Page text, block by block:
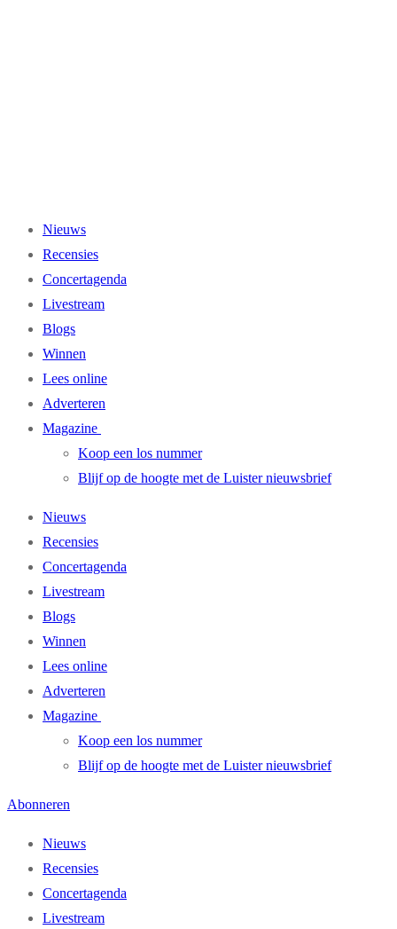
Nieuws
Recensies
Concertagenda
Livestream
Blogs
Winnen
Lees online
Adverteren
Magazine
Koop een los nummer
Blijf op de hoogte met de Luister nieuwsbrief
Nieuws
Recensies
Concertagenda
Livestream
Blogs
Winnen
Lees online
Adverteren
Magazine
Koop een los nummer
Blijf op de hoogte met de Luister nieuwsbrief
Abonneren
Nieuws
Recensies
Concertagenda
Livestream